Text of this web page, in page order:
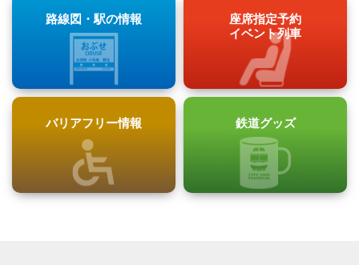
路線図・駅の情報
座席指定予約
イベント列車
バリアフリー情報 鉄道グッズ